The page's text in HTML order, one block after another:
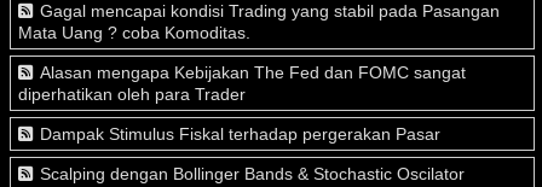
Gagal mencapai kondisi Trading yang stabil pada Pasangan
Mata Uang ? coba Komoditas.
Alasan mengapa Kebijakan The Fed dan FOMC sangat
diperhatikan oleh para Trader
Dampak Stimulus Fiskal terhadap pergerakan Pasar
Scalping dengan Bollinger Bands & Stochastic Oscilator